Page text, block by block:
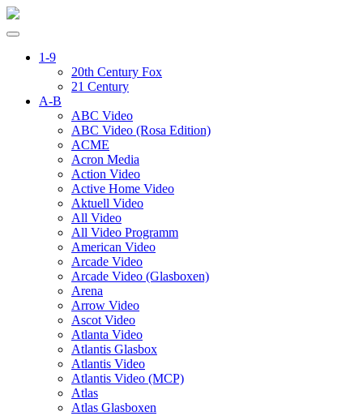
1-9
20th Century Fox
21 Century
A-B
ABC Video
ABC Video (Rosa Edition)
ACME
Acron Media
Action Video
Active Home Video
Aktuell Video
All Video
All Video Programm
American Video
Arcade Video
Arcade Video (Glasboxen)
Arena
Arrow Video
Ascot Video
Atlanta Video
Atlantis Glasbox
Atlantis Video
Atlantis Video (MCP)
Atlas
Atlas Glasboxen